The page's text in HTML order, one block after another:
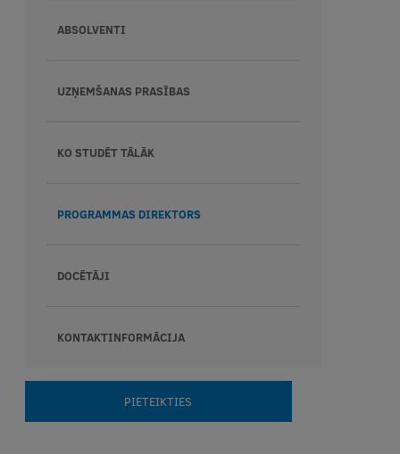
ABSOLVENTI
UZŅEMŠANAS PRASĪBAS
KO STUDĒT TĀLĀK
PROGRAMMAS DIREKTORS
DOCĒTĀJI
KONTAKTINFORMĀCIJA
PIETEIKTIES